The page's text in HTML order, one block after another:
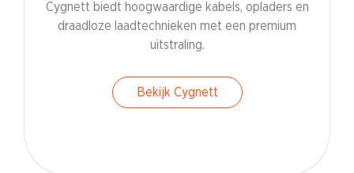
Cygnett biedt hoogwaardige kabels, opladers en
draadloze laadtechnieken met een premium
uitstraling.
Bekijk Cygnett